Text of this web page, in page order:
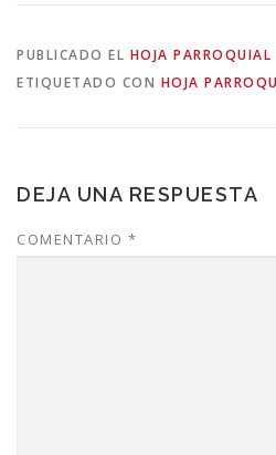
PUBLICADO EL HOJA PARROQUIAL
ETIQUETADO CON HOJA
DEJA UNA RESPUESTA
COMENTARIO *